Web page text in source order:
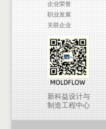
企业荣誉
职业发展
关联企业
新科益设计与
制造工程中心